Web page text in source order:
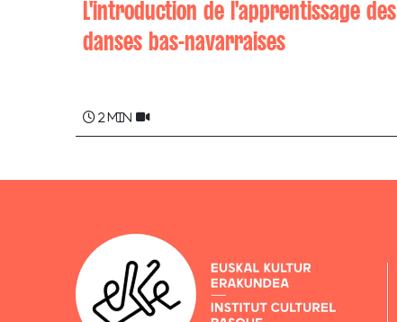
L'introduction de l'apprentissage des
danses bas-navarraises
2 min